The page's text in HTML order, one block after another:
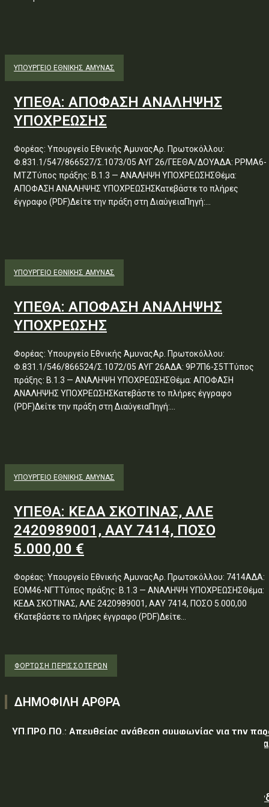
ΥΠΟΥΡΓΕΊΟ ΕΘΝΙΚΉΣ ΆΜΥΝΑΣ
ΥΠΕΘΑ: ΑΠΟΦΑΣΗ ΑΝΑΛΗΨΗΣ
ΥΠΟΧΡΕΩΣΗΣ
Φορέας: Υπουργείο Εθνικής ΆμυναςΑρ. Πρωτοκόλλου:
Φ.831.1/547/866527/Σ.1073/05 ΑΥΓ 26/ΓΕΕΘΑ/ΔΟΥΑΔΑ: ΡΡΜΑ6-
ΜΤΖΤύπος πράξης: Β.1.3 — ΑΝΑΛΗΨΗ ΥΠΟΧΡΕΩΣΗΣΘέμα:
ΑΠΟΦΑΣΗ ΑΝΑΛΗΨΗΣ ΥΠΟΧΡΕΩΣΗΣΚατεβάστε το πλήρες
έγγραφο (PDF)Δείτε την πράξη στη ΔιαύγειαΠηγή:...
ΥΠΟΥΡΓΕΊΟ ΕΘΝΙΚΉΣ ΆΜΥΝΑΣ
ΥΠΕΘΑ: ΑΠΟΦΑΣΗ ΑΝΑΛΗΨΗΣ
ΥΠΟΧΡΕΩΣΗΣ
Φορέας: Υπουργείο Εθνικής ΆμυναςΑρ. Πρωτοκόλλου:
Φ.831.1/546/866524/Σ.1072/05 ΑΥΓ 26ΑΔΑ: 9Ρ7Π6-Σ5ΤΤύπος
πράξης: Β.1.3 — ΑΝΑΛΗΨΗ ΥΠΟΧΡΕΩΣΗΣΘέμα: ΑΠΟΦΑΣΗ
ΑΝΑΛΗΨΗΣ ΥΠΟΧΡΕΩΣΗΣΚατεβάστε το πλήρες έγγραφο
(PDF)Δείτε την πράξη στη ΔιαύγειαΠηγή:...
ΥΠΟΥΡΓΕΊΟ ΕΘΝΙΚΉΣ ΆΜΥΝΑΣ
ΥΠΕΘΑ: ΚΕΔΑ ΣΚΟΤΙΝΑΣ, ΑΛΕ
2420989001, ΑΑΥ 7414, ΠΟΣΟ
5.000,00 €
Φορέας: Υπουργείο Εθνικής ΆμυναςΑρ. Πρωτοκόλλου: 7414ΑΔΑ:
ΕΟΜ46-ΝΓΤΤύπος πράξης: Β.1.3 — ΑΝΑΛΗΨΗ ΥΠΟΧΡΕΩΣΗΣΘέμα:
ΚΕΔΑ ΣΚΟΤΙΝΑΣ, ΑΛΕ 2420989001, ΑΑΥ 7414, ΠΟΣΟ 5.000,00
€Κατεβάστε το πλήρες έγγραφο (PDF)Δείτε...
ΦΌΡΤΩΣΗ ΠΕΡΙΣΣΟΤΈΡΩΝ
ΔΗΜΟΦΙΛΗ ΑΡΘΡΑ
ΥΠ.ΠΡΟ.ΠΟ.: Απευθείας ανάθεση συμφωνίας για την
υπηρεσιών κλειδαρά για τη σφράγιση οικίας στα Μέγαρα
Γαλλική «ψήφος εμπιστοσύνης» στην ηλεκτρική